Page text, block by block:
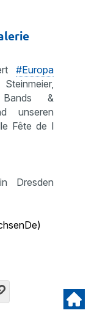
#Europa
&
Fête de l
Dresden